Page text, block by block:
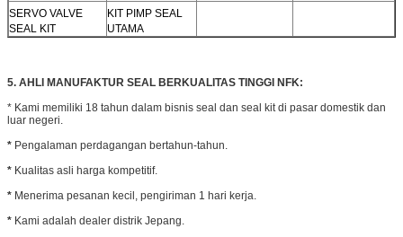
SERVO VALVE
SEAL KIT
KIT PIMP SEAL
UTAMA
5. AHLI MANUFAKTUR SEAL BERKUALITAS TINGGI NFK:
* Kami memiliki 18 tahun dalam bisnis seal dan seal kit di pasar domestik dan
luar negeri.
* Pengalaman perdagangan bertahun-tahun.
* Kualitas asli harga kompetitif.
* Menerima pesanan kecil, pengiriman 1 hari kerja.
* Kami adalah dealer distrik Jepang.